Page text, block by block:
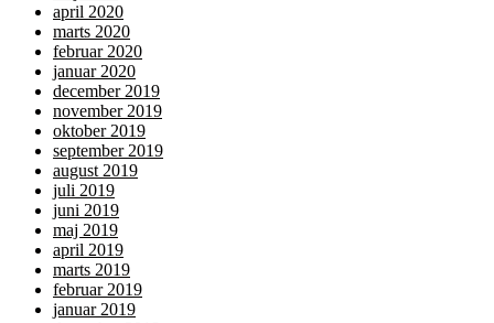
april 2020
marts 2020
februar 2020
januar 2020
december 2019
november 2019
oktober 2019
september 2019
august 2019
juli 2019
juni 2019
maj 2019
april 2019
marts 2019
februar 2019
januar 2019